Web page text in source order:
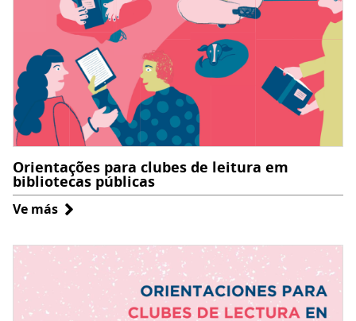
Orientações para clubes de leitura em
bibliotecas públicas
Ve más sobre
para
clubes
de
leitura